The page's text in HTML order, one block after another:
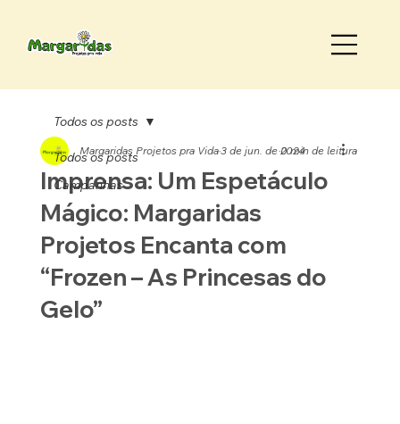
Todos os posts
Campanhas
Todos os posts
Imprensa: Um Espetáculo
Mágico: Margaridas
Projetos Encanta com
“Frozen – As Princesas do
Gelo”
Margaridas Projetos pra Vida3 de jun. de 20240 min de leitura